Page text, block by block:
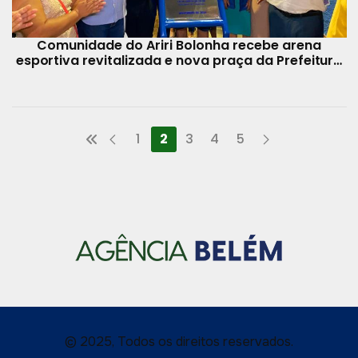
Comunidade do Ariri Bolonha recebe arena
esportiva revitalizada e nova praça da Prefeitura
1 2 3 4 5
© 2025, Todos os direitos reservados.